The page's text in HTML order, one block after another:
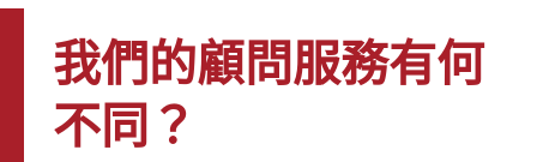
我們的顧問服務有何
不同？